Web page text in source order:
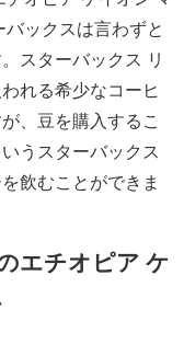
ックスは言わずと
スターバックス リ
れる希少なコーヒ
、豆を購入するこ
うスターバックス
飲むことができま
エチオピア ケ